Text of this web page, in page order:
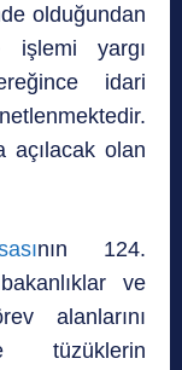
olduğundan
yargı
idari
açılacak olan
nın 124.
ve
alanlarını
tüzüklerin